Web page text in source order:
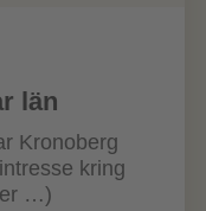
län
Kronoberg
kring
…)